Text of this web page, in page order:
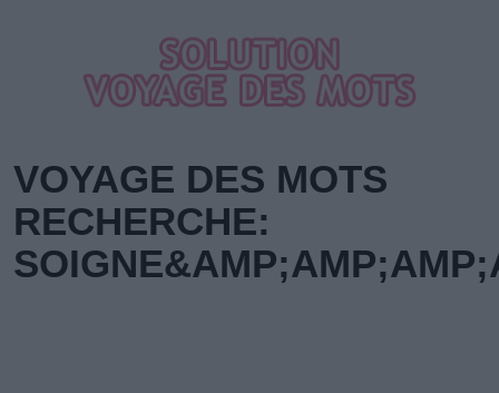
VOYAGE DES MOTS
RECHERCHE: